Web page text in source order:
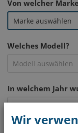
Von welcher
Welches Modell?
In welchem Jahr
Wir